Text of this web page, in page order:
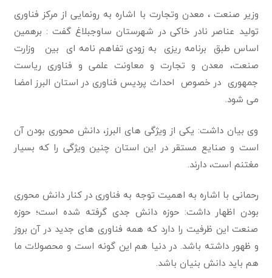
وزیر صنعت ، معدن وتجارت با اشاره به رونمایی از مرکز فناوری
تولید عناصر نادر خاکی در شهرستان ساوجبلاغ گفت : برهمین
اساس طبق برنامه ریزی به زودی تفاهم نامه ای بین وزارت
صنعت، معدن و تجارت و معاونت علمی و فناوری ریاست
جمهوری در خصوص احداث پردیس فناوری در استان البرز امضا
می شود.
وی بیان داشت: یکی از ویژگی های البرز، دانش محوری بودن آن
است‌ و صنایع مستقر در این استان چنین ویژگی را که بسیار
مغتنم است، دارند.
رحمانی با اشاره به اهمیت توجه به فناوری در کنار دانش محوری
بودن اظهار داشت: حوزه دانش جدی گرفته شده است؛ حوزه
صنعت این ظرفیت را دارد که همه فناوری های جدید در آن بروز
و ظهور داشته باشد. در دنیا هم این گونه است و محصولات ما
هم باید دانش بنیان باشد.